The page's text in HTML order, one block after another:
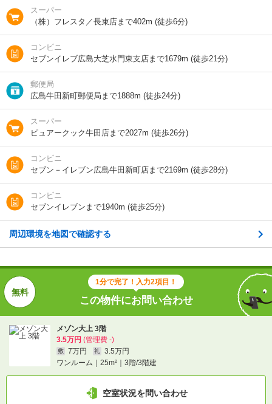
間取り / 専有面
積
ワンルーム/25m²
種別 / 構造
向き 東
住所
交通
ＪＲ可部線/安芸長束駅 歩4分
バス/大師橋 歩1分
バス/平原会館前 歩3分
1分で完了！入力2項目！
この物件にお問い合わせ
メゾン大上 3階
3.5万円 (管理費 -)
敷 7万円 礼
3.5万円
ワンルーム｜25m²｜3階/3階建
空室状況を問い合わせ
スーパー
（株）フレスタ／長束店まで402m (徒歩6分)
コンビニ
セブンイレブ広島大芝水門東支店まで1679m (徒歩21分)
郵便局
広島牛田新町郵便局まで1888m (徒歩24分)
スーパー
ピュアークック牛田店まで2027m (徒歩26分)
コンビニ
セブン－イレブン広島牛田新町店まで2169m (徒歩28分)
コンビニ
セブンイレブンまで1940m (徒歩25分)
周辺環境を地図で確認する
1分で完了！入力2項目！
この物件にお問い合わせ
メゾン大上 3階
3.5万円 (管理費 -)
敷 7万円 礼
3.5万円
ワンルーム｜25m²｜3階/3階建
空室状況を問い合わせ